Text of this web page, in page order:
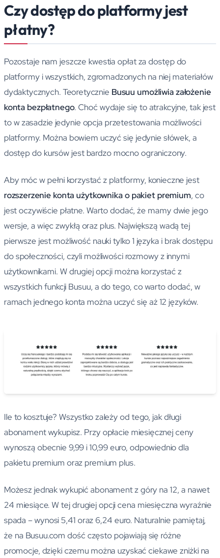
Czy dostęp do platformy jest
płatny?
Pozostaje nam jeszcze kwestia opłat za dostęp do
platformy i wszystkich, zgromadzonych na niej materiałów
dydaktycznych. Teoretycznie Busuu umożliwia założenie
konta bezpłatnego. Choć wydaje się to atrakcyjne, tak jest
to w zasadzie jedynie opcja przetestowania możliwości
platformy. Można bowiem uczyć się jedynie słówek, a
dostęp do kursów jest bardzo mocno ograniczony.
Aby móc w pełni korzystać z platformy, konieczne jest
rozszerzenie konta użytkownika o pakiet premium, co
jest oczywiście płatne. Warto dodać, że mamy dwie jego
wersje, a więc zwykłą oraz plus. Największą wadą tej
pierwsze jest możliwość nauki tylko 1 języka i brak dostępu
do społeczności, czyli możliwości rozmowy z innymi
użytkownikami. W drugiej opcji można korzystać z
wszystkich funkcji Busuu, a do tego, co warto dodać, w
ramach jednego konta można uczyć się aż 12 języków.
Ile to kosztuje? Wszystko zależy od tego, jak długi
abonament wykupisz. Przy opłacie miesięcznej ceny
wynoszą obecnie 9,99 i 10,99 euro, odpowiednio dla
pakietu premium oraz premium plus.
Możesz jednak wykupić abonament z góry na 12, a nawet
24 miesiące. W tej drugiej opcji cena miesięczna wyraźnie
spada – wynosi 5,41 oraz 6,24 euro. Naturalnie pamiętaj,
że na Busuu.com dość często pojawiają się różne
promocje, dzięki czemu można uzyskać ciekawe zniżki na